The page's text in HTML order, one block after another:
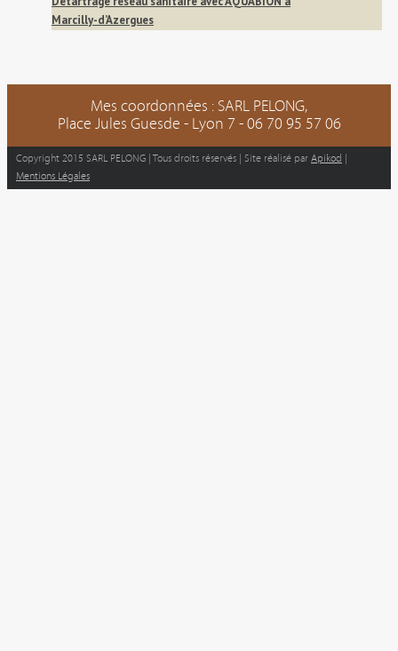
Marcilly-d’Azergues
Mes coordonnées : SARL PELONG,
Place Jules Guesde - Lyon 7 -06 70 95 57 06
Copyright 2015 SARL PELONG | Tous droits réservés | Site réalisé par Apikod
Mentions Légales